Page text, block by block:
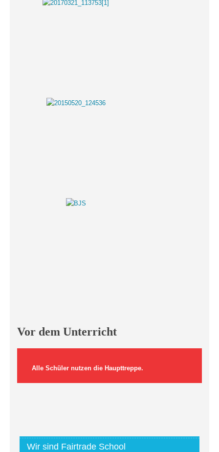
Vor dem Unterricht
Alle Schüler nutzen die Haupttreppe.
Wir sind Fairtrade School